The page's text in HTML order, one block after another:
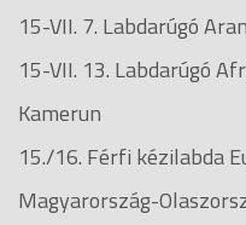
15-VII. 7. Labdarúgó
15-VII. 13. Labdarúgó
Kamerun
15./16. Férfi kézilabda
Magyarország-